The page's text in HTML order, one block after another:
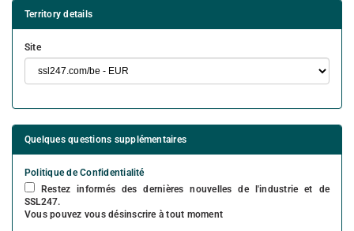
Territory details
Site
Quelques questions supplémentaires
Politique de Confidentialité
Restez informés des dernières nouvelles de l'industrie et de
SSL247.
Vous pouvez vous désinscrire à tout moment